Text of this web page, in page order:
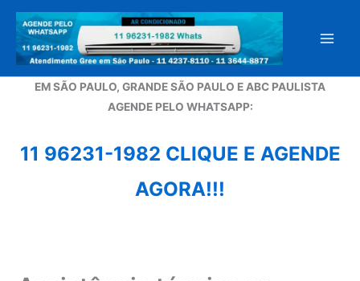
para
conteúdo
EM SÃO PAULO, GRANDE SÃO PAULO E ABC PAULISTA
AGENDE PELO WHATSAPP:
11 96231-1982 CLIQUE E AGENDE
AGORA!!!